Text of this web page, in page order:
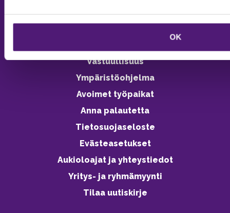
OK
Vastuullisuus
Ympäristöohjelma
Avoimet työpaikat
Anna palautetta
Tietosuojaseloste
Evästeasetukset
Aukioloajat ja yhteystiedot
Yritys- ja ryhmämyynti
Tilaa uutiskirje